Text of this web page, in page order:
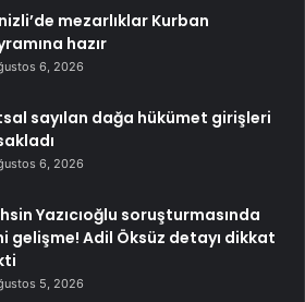
mezarlıklar Kurban
hazır
6, 2026
sayılan dağa hükümet girişleri
6, 2026
Yazıcıoğlu soruşturmasında
gelişme! Adil Öksüz detayı dikkat
5, 2026